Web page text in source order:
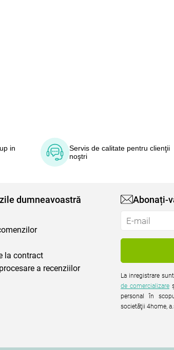
in
Servis de calitate pentru clienţii
noştri
dumneavoastră
la contract
a recenziilor
Abonați-
La inregistrare
de comercializare şi cu prelucrarea datelor cu caracter
personal în
societăţii 4home,